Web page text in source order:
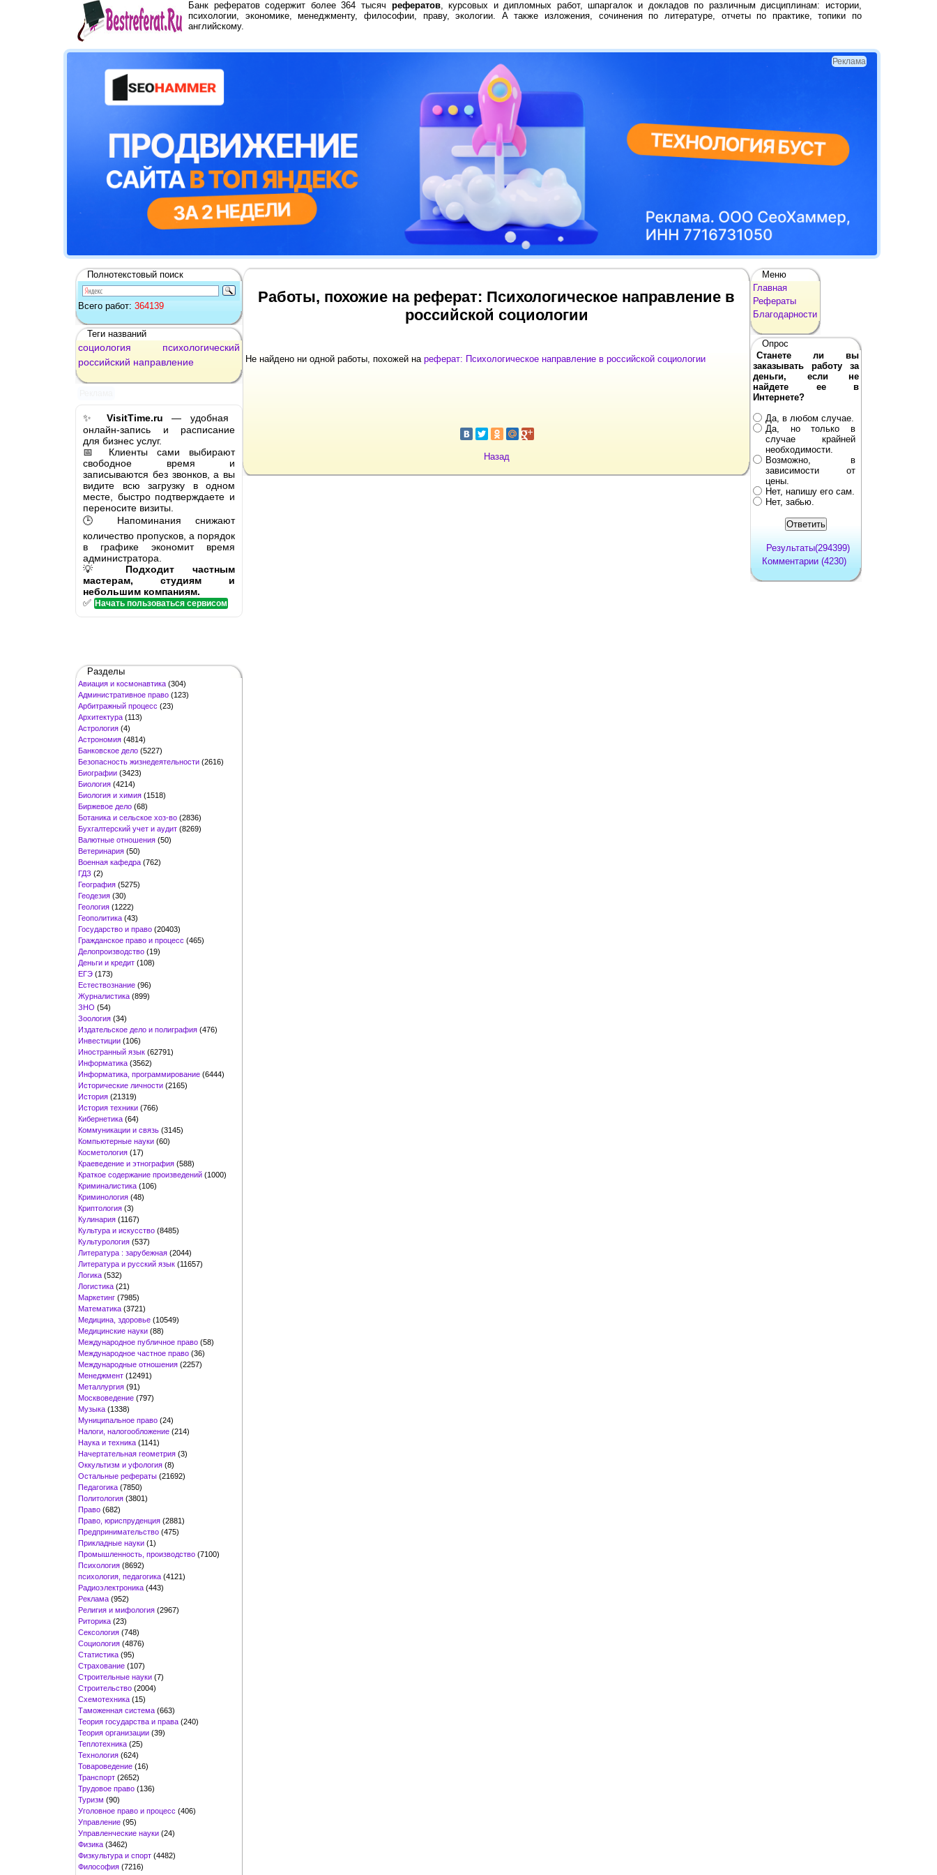
Банк рефератов содержит более 364 тысяч рефератов, курсовых и дипломных работ, шпаргалок и докладов по различным дисциплинам: истории,
психологии, экономике, менеджменту, философии, праву, экологии. А также изложения, сочинения по литературе, отчеты по практике, топики по
английскому.
Реклама
Полнотекстовый поиск
Всего работ: 364139
Теги названий
социология
психологический
российский направление
✨ VisitTime.ru — удобная
онлайн-запись и расписание
для бизнес услуг.
📅 Клиенты сами выбирают
свободное время и
записываются без звонков, а вы
видите всю загрузку в одном
месте, быстро подтверждаете и
переносите визиты.
🕒 Напоминания снижают
количество пропусков, а порядок
в графике экономит время
администратора.
💡 Подходит частным
мастерам, студиям и
небольшим компаниям.
✅ Начать пользоваться сервисом
Разделы
Авиация и космонавтика (304)
Административное право (123)
Арбитражный процесс (23)
Архитектура (113)
Астрология (4)
Астрономия (4814)
Банковское дело (5227)
Безопасность жизнедеятельности (2616)
Биографии (3423)
Биология (4214)
Биология и химия (1518)
Биржевое дело (68)
Ботаника и сельское хоз-во (2836)
Бухгалтерский учет и аудит (8269)
Валютные отношения (50)
Ветеринария (50)
Военная кафедра (762)
ГДЗ (2)
География (5275)
Геодезия (30)
Геология (1222)
Геополитика (43)
Государство и право (20403)
Гражданское право и процесс (465)
Делопроизводство (19)
Деньги и кредит (108)
ЕГЭ (173)
Естествознание (96)
Журналистика (899)
ЗНО (54)
Зоология (34)
Издательское дело и полиграфия (476)
Инвестиции (106)
Иностранный язык (62791)
Информатика (3562)
Информатика, программирование (6444)
Исторические личности (2165)
История (21319)
История техники (766)
Кибернетика (64)
Коммуникации и связь (3145)
Компьютерные науки (60)
Косметология (17)
Краеведение и этнография (588)
Краткое содержание произведений (1000)
Криминалистика (106)
Криминология (48)
Криптология (3)
Кулинария (1167)
Культура и искусство (8485)
Культурология (537)
Литература : зарубежная (2044)
Литература и русский язык (11657)
Логика (532)
Логистика (21)
Маркетинг (7985)
Математика (3721)
Медицина, здоровье (10549)
Медицинские науки (88)
Международное публичное право (58)
Международное частное право (36)
Международные отношения (2257)
Менеджмент (12491)
Металлургия (91)
Москвоведение (797)
Музыка (1338)
Муниципальное право (24)
Налоги, налогообложение (214)
Наука и техника (1141)
Начертательная геометрия (3)
Оккультизм и уфология (8)
Остальные рефераты (21692)
Педагогика (7850)
Политология (3801)
Право (682)
Право, юриспруденция (2881)
Предпринимательство (475)
Прикладные науки (1)
Промышленность, производство (7100)
Психология (8692)
психология, педагогика (4121)
Радиоэлектроника (443)
Реклама (952)
Религия и мифология (2967)
Риторика (23)
Сексология (748)
Социология (4876)
Статистика (95)
Страхование (107)
Строительные науки (7)
Строительство (2004)
Схемотехника (15)
Таможенная система (663)
Теория государства и права (240)
Теория организации (39)
Теплотехника (25)
Технология (624)
Товароведение (16)
Транспорт (2652)
Трудовое право (136)
Туризм (90)
Уголовное право и процесс (406)
Управление (95)
Управленческие науки (24)
Физика (3462)
Физкультура и спорт (4482)
Философия (7216)
Работы, похожие на реферат: Психологическое направление в
российской социологии
Не найдено ни одной работы, похожей на реферат: Психологическое направление в российской социологии
Назад
Меню
Главная
Рефераты
Благодарности
Опрос
Станете ли вы
заказывать работу за
деньги, если не
найдете ее в
Интернете?
Да, в любом случае.
Да, но только в
случае крайней
необходимости.
Возможно, в
зависимости от
цены.
Нет, напишу его сам.
Нет, забью.
Результаты(294399)
Комментарии (4230)